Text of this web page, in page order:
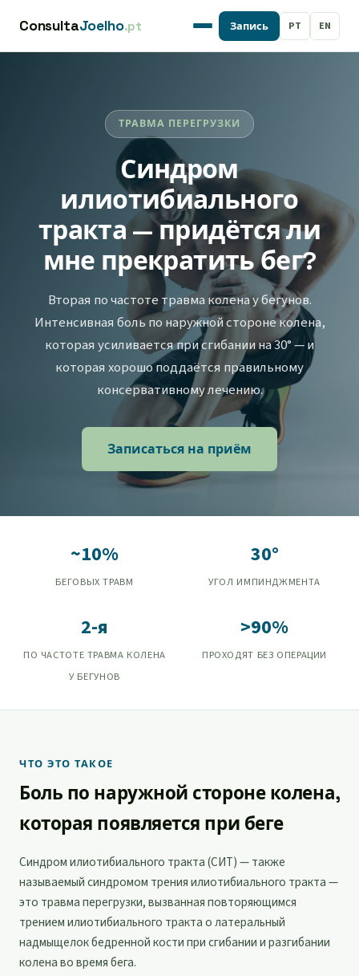
ConsultaJoelho.pt Запись PT EN
ТРАВМА ПЕРЕГРУЗКИ
Синдром
илиотибиального
тракта — придётся ли
мне прекратить бег?
Вторая по частоте травма колена у бегунов.
Интенсивная боль по наружной стороне колена,
которая усиливается при сгибании на 30° — и
которая хорошо поддаётся правильному
консервативному лечению.
Записаться на приём
~10%
БЕГОВЫХ ТРАВМ
30°
УГОЛ ИМПИНДЖМЕНТА
2-я
ПО ЧАСТОТЕ ТРАВМА КОЛЕНА
У БЕГУНОВ
>90%
ПРОХОДЯТ БЕЗ ОПЕРАЦИИ
ЧТО ЭТО ТАКОЕ
Боль по наружной стороне колена,
которая появляется при беге
Синдром илиотибиального тракта (СИТ) — также
называемый синдромом трения илиотибиального тракта —
это травма перегрузки, вызванная повторяющимся
трением илиотибиального тракта о латеральный
надмыщелок бедренной кости при сгибании и разгибании
колена во время бега.